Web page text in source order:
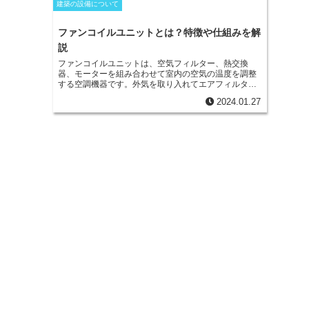
建築の設備について
ファンコイルユニットとは？特徴や仕組みを解
説
ファンコイルユニットは、空気フィルター、熱交換
器、モーターを組み合わせて室内の空気の温度を調整
する空調機器です。外気を取り入れてエアフィルター
気の温度を調整し、モーターで空気を室内に送り込み
ます。ホテルや病院などの個室でよく使用されます。
2024.01.27